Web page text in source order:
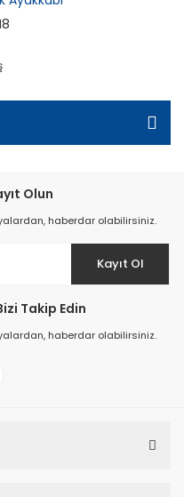
Olun
haberdar olabilirsiniz.
Kayıt Ol
Takip Edin
haberdar olabilirsiniz.